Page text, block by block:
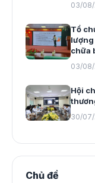
03/
Tổ
lượng
chữa
03/
Hội
30/
Chủ đề